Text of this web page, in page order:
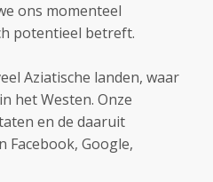
ons momenteel
potentieel betreft.
Aziatische landen, waar
het Westen. Onze
en de daaruit
Google,